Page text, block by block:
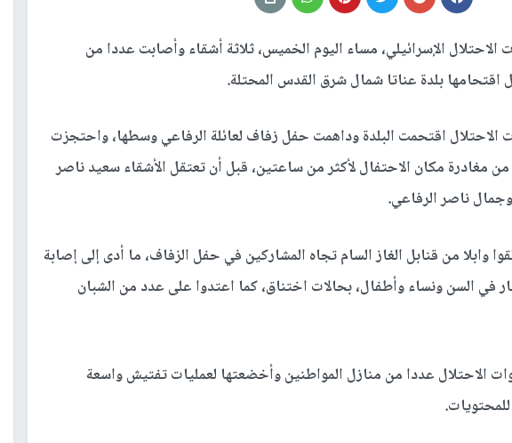
الاحتلال الإسرائيلي، مساء اليوم الخميس، ثلاثة أشقاء وأصابت عددا من
اقتحامها بلدة عناتا شمال شرق القدس المحتلة.
اقتحمت البلدة وداهمت حفل زفاف لعائلة الرفاعي وسطها، واحتجزت
مغادرة مكان الاحتفال لأكثر من ساعتين، قبل أن تعتقل الأشقاء سعيد ناصر
ناصر الرفاعي.
وابلا من قنابل الغاز السام تجاه المشاركين في حفل الزفاف، ما أدى إلى إصابة
في السن ونساء وأطفال، بحالات اختناق، كما اعتدوا على عدد من الشبان
الاحتلال عددا من منازل المواطنين وأخضعتها لعمليات تفتيش واسعة